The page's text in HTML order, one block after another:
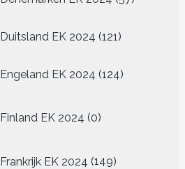
Duitsland EK 2024 121121
Engeland EK 2024 124124
Finland EK 2024 0
producten
Frankrijk EK 2024 149149